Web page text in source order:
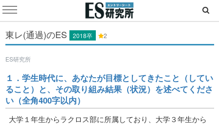
東レ(通過)のES 2018卒 2
ES研究所
１．学生時代に、あなたが目標としてきたこと（してい
ること）と、その取り組み結果（状況）を述べてくださ
い（全角400字以内）
大学１年生からラクロス部に所属しており、大学３年生から